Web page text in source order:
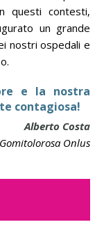
questi contesti,
un grande
nostri ospedali e
e la nostra
contagiosa!
Alberto Costa
Onlus